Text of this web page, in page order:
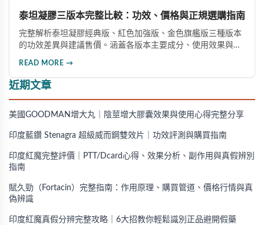
泰坦凝膠三版本完整比較：功效、價格與正規選購指南
完整解析泰坦凝膠經典版、紅色加強版、金色旗艦版三種版本
的功效差異與建議售價。涵蓋各版本主要成分、使用效果與適
READ MORE →
近期文章
美國GOODMAN增大丸｜陰莖增大膠囊效果與使用心得完整分享
印度藍鑽 Stenagra 超級威而鋼雙效片｜功效評測與購買指南
印度紅魔完整評價｜PTT/Dcard心得、效果分析、副作用與真假辨別
指南
賦久勁（Fortacin）完整指南：作用原理、購買管道、價格行情與真
偽辨識
印度紅魔真假分辨完整攻略｜6大招教你輕鬆識別正品避開假藥